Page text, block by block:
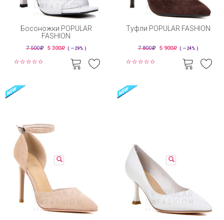
Босоножки POPULAR
FASHION
7 500 5 300 ( —29% )
Туфли POPULAR FASHION
7 800 5 900 ( —24% )